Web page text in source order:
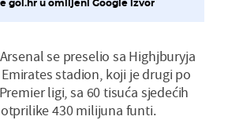
gol.hr u omiljeni Google izvor
se preselio sa Highjburyja
stadion, koji je drugi po
ligi, sa 60 tisuća sjedećih
430 milijuna funti.